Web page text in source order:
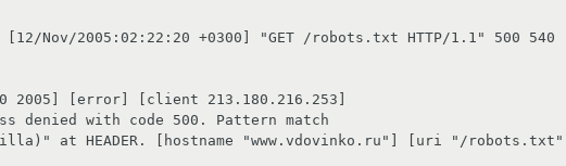
Nov/2005:02:22:20 +0300] "GET /robots.txt HTTP/1.1" 500 540
2005] [error] [client 213.180.216.253]
at HEADER. [hostname "www.vdovinko.ru"] [uri "/robots.txt"]